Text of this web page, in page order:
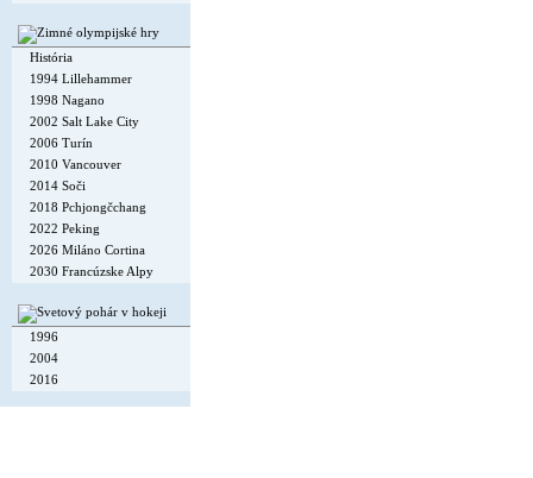
História
1994 Lillehammer
1998 Nagano
2002 Salt Lake City
2006 Turín
2010 Vancouver
2014 Soči
2018 Pchjongčchang
2022 Peking
2026 Miláno Cortina
2030 Francúzske Alpy
1996
2004
2016